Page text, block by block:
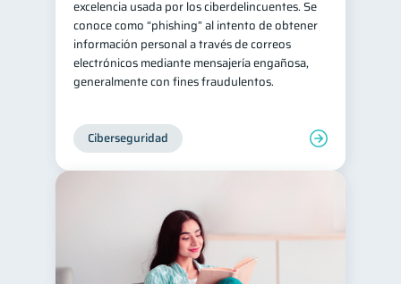
excelencia usada por los ciberdelincuentes. Se
conoce como “phishing” al intento de obtener
información personal a través de correos
electrónicos mediante mensajería engañosa,
generalmente con fines fraudulentos.
Ciberseguridad